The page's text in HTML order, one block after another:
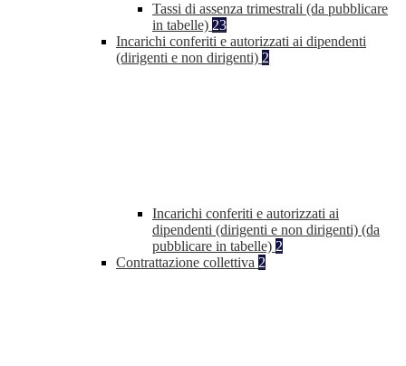
Tassi di assenza trimestrali (da pubblicare
in tabelle) 23
Incarichi conferiti e autorizzati ai dipendenti
(dirigenti e non dirigenti) 2
Incarichi conferiti e autorizzati ai
dipendenti (dirigenti e non dirigenti) (da
pubblicare in tabelle) 2
Contrattazione collettiva 2